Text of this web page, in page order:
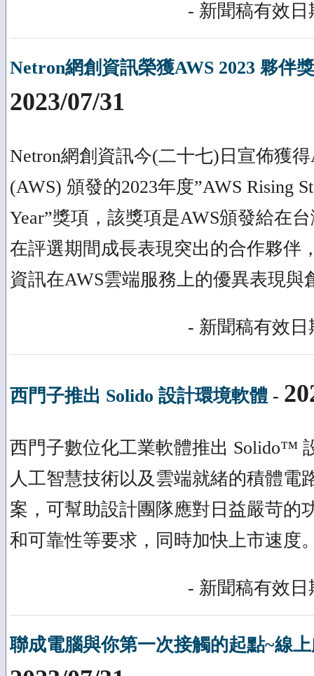
- 新聞稿有效日
Netron網創資訊榮獲AWS 2023 夥伴
2023/07/31
Netron網創資訊今(二十七)日宣佈獲得
(AWS) 頒發的2023年度”AWS Rising
Year”獎項，該獎項是AWS頒發給在
在評選期間成長表現突出的合作夥伴
資訊在AWS雲端服務上的優異表現與
- 新聞稿有效日
西門子推出 Solido 設計環境軟體 -
西門子數位化工業軟體推出 Solido™
人工智慧技術以及雲端就緒的積體電
案，可幫助設計團隊應對日益嚴苛的
和可靠性等要求，同時加快上市速度
- 新聞稿有效日
聯成電腦與你第一次接觸的起點~線